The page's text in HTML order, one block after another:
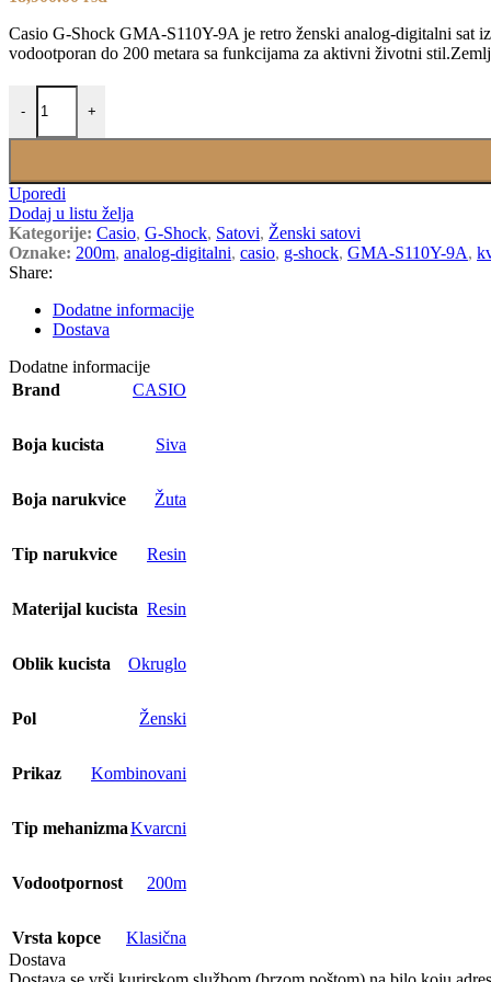
Casio G-Shock GMA-S110Y-9A je retro ženski analog-digitalni sat
vodootporan do 200 metara sa funkcijama za aktivni životni
-
CASIO GMA-S110Y-9A količina
+
Uporedi
Dodaj u listu želja
Kategorije: Casio, G-Shock, Satovi, Ženski satovi
Oznake: 200m, analog-digitalni, casio, g-shock, GMA-S110Y-9A,
Share:
Dodatne informacije
Dostava
Dodatne informacije
Brand
CASIO
Boja kucista Siva
Boja narukvice Žuta
Tip narukvice Resin
Materijal kucista Resin
Oblik kucista Okruglo
Pol Ženski
Prikaz Kombinovani
Tip mehanizmaKvarcni
Vodootpornost 200m
Vrsta kopce
Klasična
Dostava